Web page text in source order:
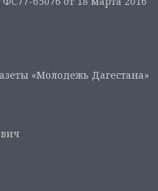
«Молодежь Дагестана»